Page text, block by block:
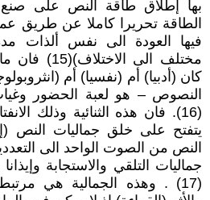
بها إطلاق طاقة النص على صنع
الطاقة تحريرا كاملا عن طريق
فيها العودة الى نفس ألذات
مختلف الى
كان (أدبيا) أم (نفسيا) أم
النصوص – هو لعبة الحضور
(16). فان هذه الثنائية وذلك
يتفتح على خلق جماليات النص
النص من الصوت الواحد الى
جماليات التلقي والاستجابة
(17) . وهذه الجمالية هي